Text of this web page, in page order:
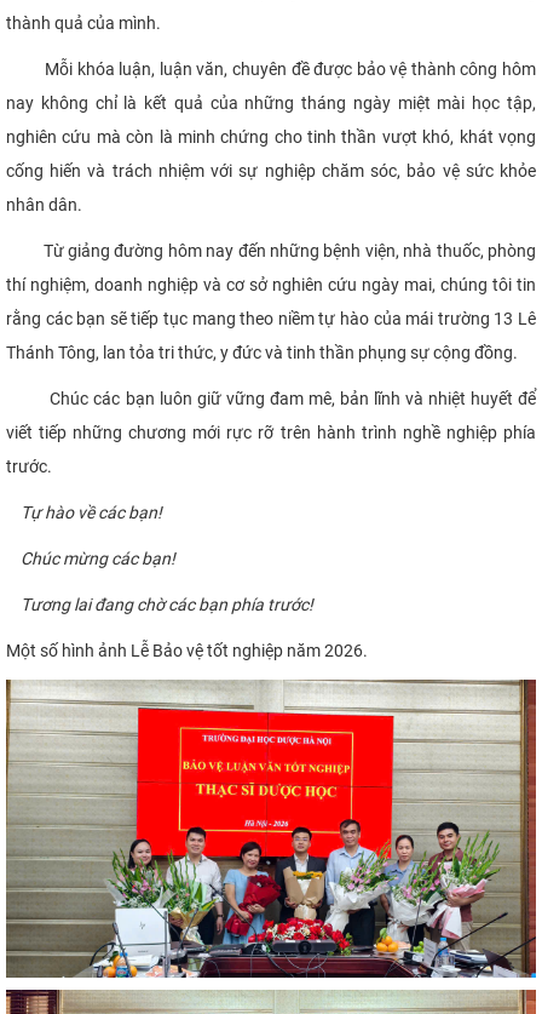
thành quả của mình.
Mỗi khóa luận, luận văn, chuyên đề được bảo vệ thành công hôm
nay không chỉ là kết quả của những tháng ngày miệt mài học tập,
nghiên cứu mà còn là minh chứng cho tinh thần vượt khó, khát vọng
cống hiến và trách nhiệm với sự nghiệp chăm sóc, bảo vệ sức khỏe
nhân dân.
Từ giảng đường hôm nay đến những bệnh viện, nhà thuốc, phòng
thí nghiệm, doanh nghiệp và cơ sở nghiên cứu ngày mai, chúng tôi tin
rằng các bạn sẽ tiếp tục mang theo niềm tự hào của mái trường 13 Lê
Thánh Tông, lan tỏa tri thức, y đức và tinh thần phụng sự cộng đồng.
Chúc các bạn luôn giữ vững đam mê, bản lĩnh và nhiệt huyết để
viết tiếp những chương mới rực rỡ trên hành trình nghề nghiệp phía
trước.
Tự hào về các bạn!
Chúc mừng các bạn!
Tương lai đang chờ các bạn phía trước!
Một số hình ảnh Lễ Bảo vệ tốt nghiệp năm 2026.